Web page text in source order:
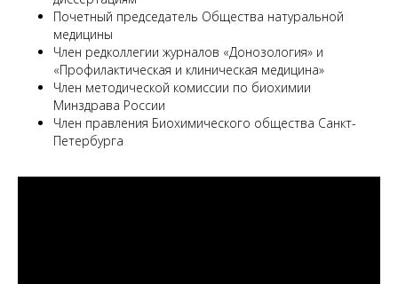
Почетный председатель Общества натуральной
медицины
Член редколлегии журналов «Донозология» и
«Профилактическая и клиническая медицина»
Член методической комиссии по биохимии
Минздрава России
Член правления Биохимического общества Санкт-
Петербурга